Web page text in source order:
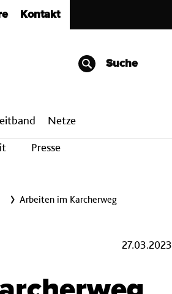
Kontakt
Suche
Presse
Netze
Arbeiten im Karcherweg
27.03.2023